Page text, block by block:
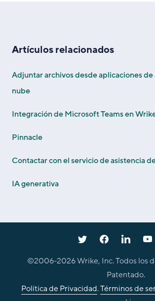
Artículos relacionados
Adjuntar archivos desde aplicaciones
nube
Integración de Microsoft Teams en
Pinnacle
Contactar con el servicio de asistencia
IA generativa
©2006-2026Wrike, Inc. Todos los
Patentado.
Política de Privacidad.Términos de